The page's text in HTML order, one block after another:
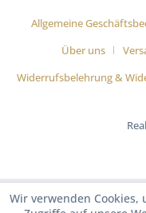
Allgemeine
Über uns
Widerrufsbelehrung &
Wir verwenden